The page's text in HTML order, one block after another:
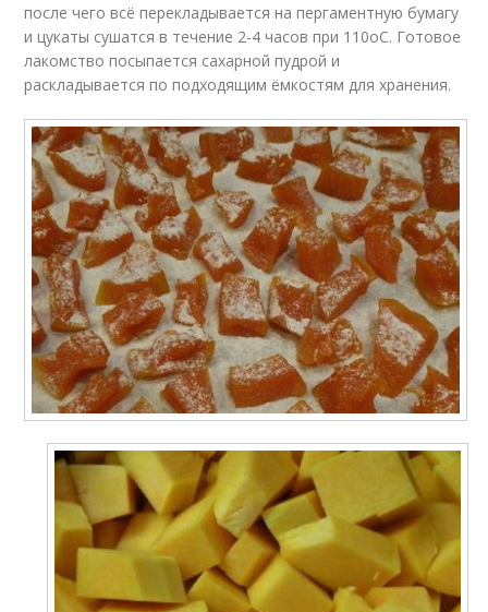
после чего всё перекладывается на пергаментную бумагу
и цукаты сушатся в течение 2-4 часов при 110оС. Готовое
лакомство посыпается сахарной пудрой и
раскладывается по подходящим ёмкостям для хранения.